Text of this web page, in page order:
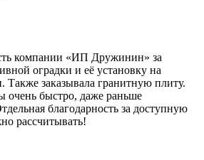
компании «ИП Дружинин» за
оградки и её установку на
Также заказывала гранитную плиту.
очень быстро, даже раньше
благодарность за доступную
рассчитывать!